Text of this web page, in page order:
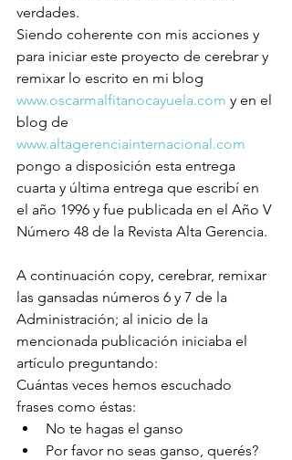
verdades.
Siendo coherente con mis acciones y
para iniciar este proyecto de cerebrar y
remixar lo escrito en mi blog
www.oscarmalfitanocayuela.com y en el
blog de
www.altagerenciainternacional.com
pongo a disposición esta entrega
cuarta y última entrega que escribí en
el año 1996 y fue publicada en el Año V
Número 48 de la Revista Alta Gerencia.
A continuación copy, cerebrar, remixar
las gansadas números 6 y 7 de la
Administración; al inicio de la
mencionada publicación iniciaba el
artículo preguntando:
Cuántas veces hemos escuchado
frases como éstas:
No te hagas el ganso
Por favor no seas ganso, querés?